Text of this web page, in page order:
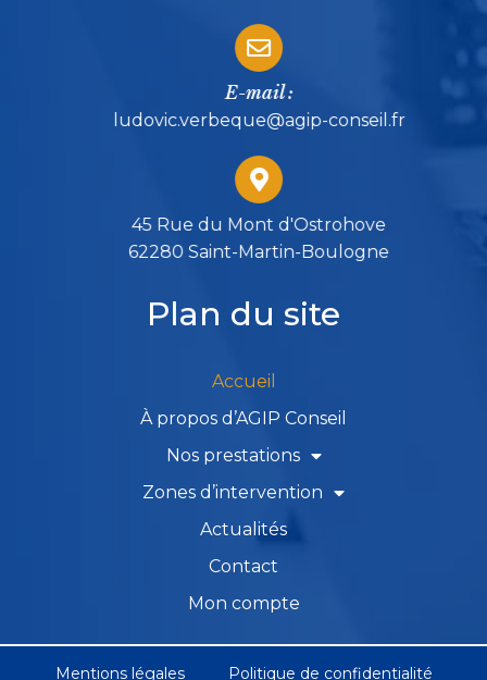
E-mail :
ludovic.verbeque@agip-conseil.fr
45 Rue du Mont d'Ostrohove
62280 Saint-Martin-Boulogne
Plan du site
Accueil
À propos d’AGIP Conseil
Nos prestations
Zones d’intervention
Actualités
Contact
Mon compte
Mentions légales Politique de confidentialité